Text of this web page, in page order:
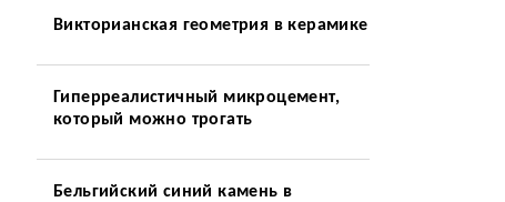
Викторианская геометрия в керамике
Гиперреалистичный микроцемент,
который можно трогать
Бельгийский синий камень в